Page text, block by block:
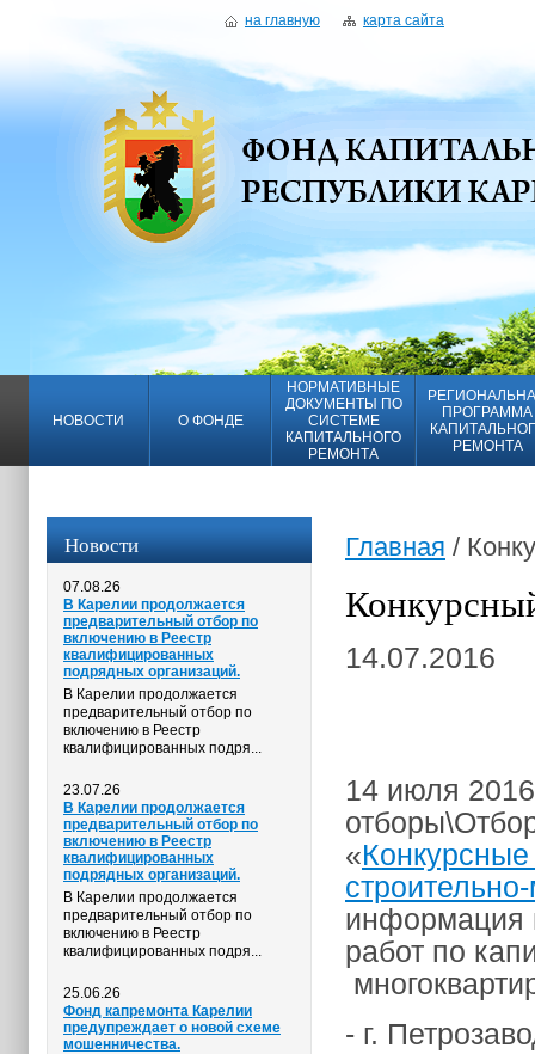
на главную карта сайта
НОВОСТИ О ФОНДЕ
НОРМАТИВНЫЕ
ДОКУМЕНТЫ ПО
СИСТЕМЕ
КАПИТАЛЬНОГО
РЕМОНТА
ПРОГРАММА
РЕМОНТА
Новости
07.08.26
В Карелии продолжается
предварительный отбор по
включению в Реестр
квалифицированных
подрядных организаций.
В Карелии продолжается
предварительный отбор по
включению в Реестр
квалифицированных подря...
23.07.26
В Карелии продолжается
предварительный отбор по
включению в Реестр
квалифицированных
подрядных организаций.
В Карелии продолжается
предварительный отбор по
включению в Реестр
квалифицированных подря...
25.06.26
Фонд капремонта Карелии
предупреждает о новой схеме
мошенничества.
Главная /
14.07.2016
14 июля
«
информация
работ по
- г.